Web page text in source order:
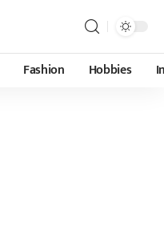
Fashion Hobbies